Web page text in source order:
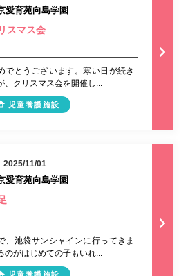
愛育苑向島学園
スマス会
でとうございます。寒い日が続き
、クリスマス会を開催し...
児童養護施設
2025/11/01
愛育苑向島学園
、池袋サンシャインに行ってきま
のがはじめての子もいれ...